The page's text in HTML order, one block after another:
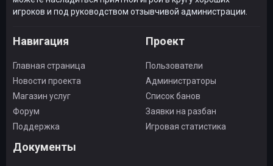
игроков и под руководством отзывчивой администрации.
Навигация
Главная страница
Новости проекта
Магазин услуг
Форум
Поддержка
Проект
Пользователи
Администраторы
Список банов
Заявки на разбан
Игровая статистика
Документы